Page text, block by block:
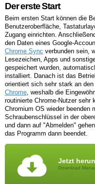
Der erste Start
Beim ersten Start können die
Benutzeroberfläche,
Zugang einrichten.
den Daten eines Google-
Chrome Sync verbunden sein,
Lesezeichen, Apps und
gespeichert wurden,
installiert. Danach ist das
orientiert sich sehr stark an
Chrome , weshalb die
routinierte Chrome-Nutzer sehr
Chromium OS wieder beenden
Schraubenschlüssel in der
und dann auf "Abmelden"
das Programm dann beendet.
Jetzt
Download